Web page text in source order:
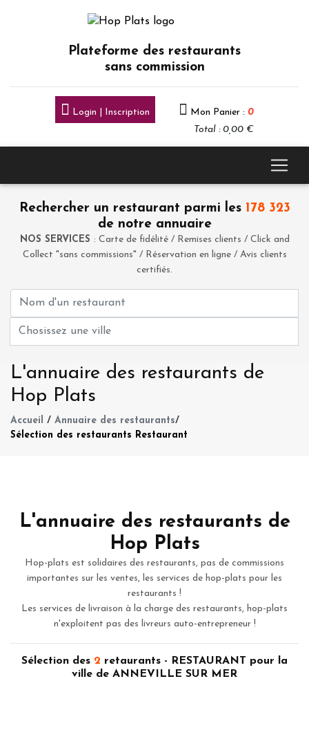
Plateforme des restaurants
sans commission
Login | Inscription Mon Panier : 0
Total : 0,00 €
Rechercher un restaurant parmi les 178 323
de notre annuaire
NOS SERVICES : Carte de fidélité / Remises clients / Click and
Collect "sans commissions" / Réservation en ligne / Avis clients
certifiés.
L'annuaire des restaurants de
Hop Plats
Accueil / Annuaire des restaurants/
Sélection des restaurants Restaurant
L'annuaire des restaurants de
Hop Plats
Hop-plats est solidaires des restaurants, pas de commissions
importantes sur les ventes, les services de hop-plats pour les
restaurants !
Les services de livraison à la charge des restaurants, hop-plats
n'exploitent pas des livreurs auto-entrepreneur !
Sélection des 2 retaurants - RESTAURANT pour la
ville de ANNEVILLE SUR MER